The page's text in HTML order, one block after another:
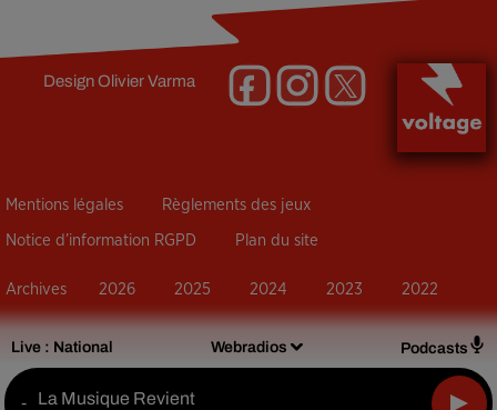
Live : National Webradios Podcasts
- La Musique Revient
DesignOlivier Varma
Mentions légales Règlements des jeux
Notice d’information RGPD Plan du site
Archives 2026 2025 2024 2023 2022